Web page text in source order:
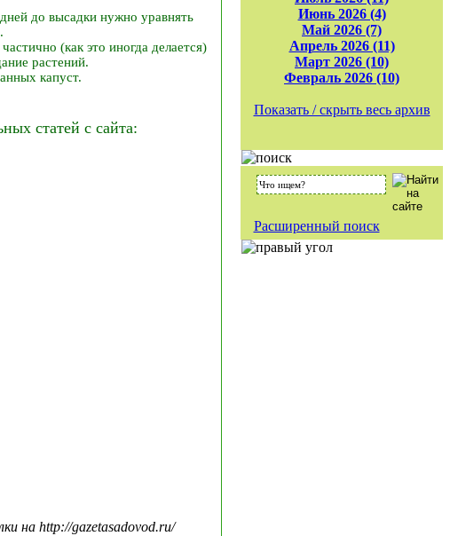
до высадки нужно уравнять
(как это иногда делается)
растений.
капуст.
статей с сайта:
на http://gazetasadovod.ru/
Июнь 2026 (4)
Май 2026 (7)
Апрель 2026 (11)
Март 2026 (10)
Февраль 2026 (10)
Показать / скрыть весь архив
Расширенный поиск